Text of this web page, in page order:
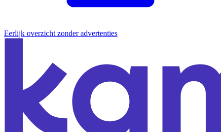
Eerlijk overzicht zonder advertenties